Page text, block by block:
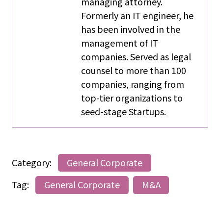
Formerly an IT engineer, he
has been involved in the
management of IT
companies. Served as legal
counsel to more than 100
companies, ranging from
top-tier organizations to
seed-stage Startups.
Category:
General Corporate
Tag:
General Corporate M&A